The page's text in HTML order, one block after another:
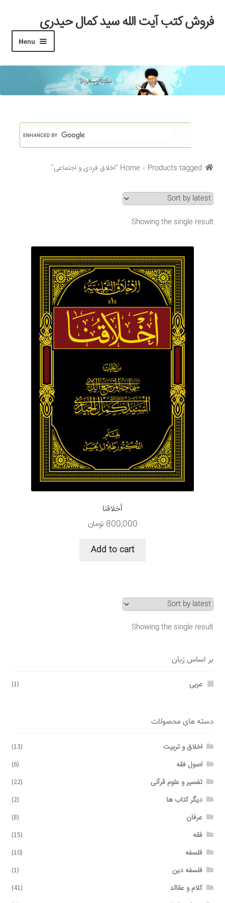
Skip
to
Skip
to
فروش کتب آیت الله سید کمال حیدری
Menu
خانه
#97 (بدون عنوان)
Checkout
My account
Search Results
Shop
برگه نمونه
ثبت شکایات
حساب کاربری من
سبد خرید
قوانین و مقررات
Home Products tagged “اخلاق فردی و اجتماعی”
Showing the single result
أخلاقنا
800,000 تومان
Add to cart
Showing the single result
بر اساس زبان
عربی (1)
دسته های محصولات
اخلاق و تربیت (13)
اصول فقه (6)
تفسیر و علوم قرآنی (22)
دیگر کتاب ها (2)
عرفان (8)
فقه (15)
فلسفه (10)
فلسفه دین (1)
کلام و عقائد (41)